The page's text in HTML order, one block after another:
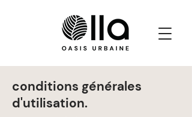
conditions générales
d'utilisation.